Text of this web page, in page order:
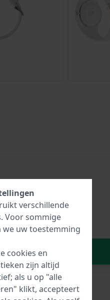
verschillende
. Voor sommige
uw toestemming
cookies en
zijn altijd
als u op "alle
klikt, accepteert